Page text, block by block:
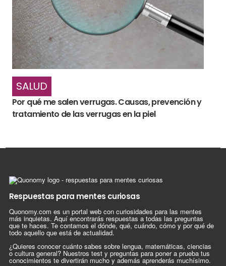
SALUD
Por qué me salen verrugas. Causas, prevención y
tratamiento de las verrugas en la piel
Respuestas para mentes curiosas
Quonomy.com es un portal web con curiosidades para las mentes
más inquietas. Aquí encontrarás respuestas a todas las preguntas
que te haces. Te contamos el dónde, qué, cuándo, cómo y por qué de
todo aquello que está de actualidad.
¿Quieres conocer cuánto sabes sobre lengua, matemáticas, ciencias
o cultura general? Nuestros test y preguntas para poner a prueba tus
conocimientos te divertirán mucho y además aprenderás muchísimo.